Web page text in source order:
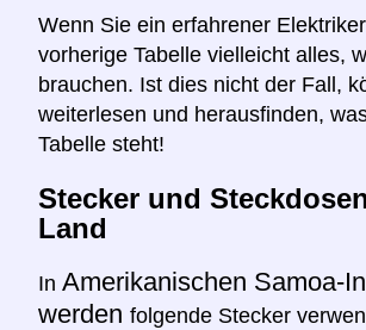
Wenn Sie ein erfahrener
vorherige Tabelle vielleicht alles,
brauchen. Ist dies nicht der Fall,
weiterlesen und herausfinden,
Tabelle steht!
Stecker und
Land
In Amerikanischen Samoa-
werden folgende Stecker